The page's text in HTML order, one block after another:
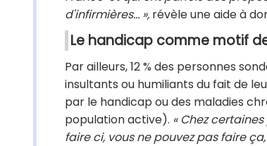
d'infirmières… », révèle une aide à
Le handicap comme motif
Par ailleurs, 12 % des personnes
insultants ou humiliants du fait de
par le handicap ou des maladies
population active). « Chez
faire ci, vous ne pouvez pas faire